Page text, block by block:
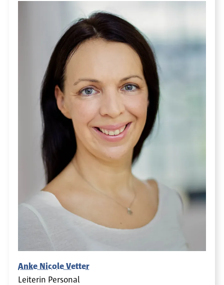
Anke Nicole Vetter
Leiterin Personal